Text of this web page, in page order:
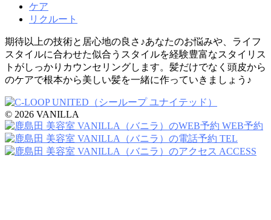
ケア
リクルート
期待以上の技術と居心地の良さ♪あなたのお悩みや、ライフ
スタイルに合わせた似合うスタイルを経験豊富なスタイリス
トがしっかりカウンセリングします。髪だけでなく頭皮から
のケアで根本から美しい髪を一緒に作っていきましょう♪
© 2026 VANILLA
WEB予約
TEL
ACCESS